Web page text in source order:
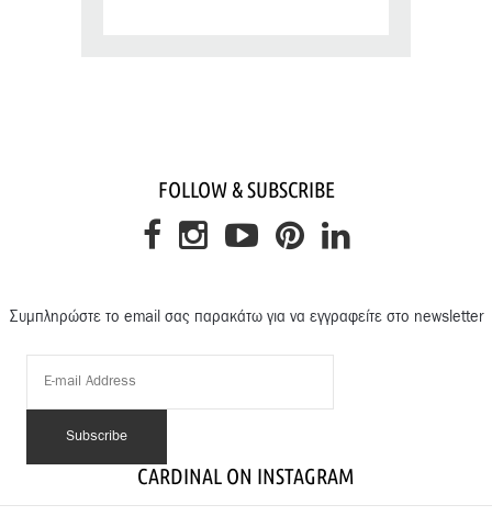
FOLLOW & SUBSCRIBE
Συμπληρώστε το email σας παρακάτω για να εγγραφείτε στο newsletter
CARDINAL ON INSTAGRAM